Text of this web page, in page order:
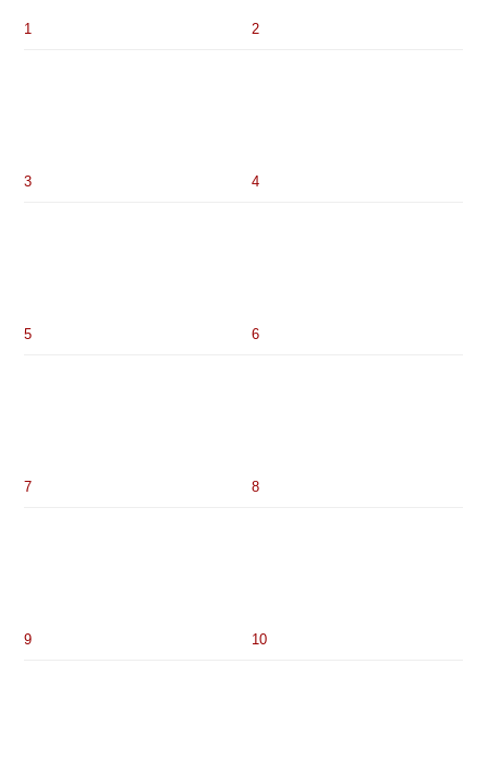
1 2
3 4
5 6
7 8
9 10